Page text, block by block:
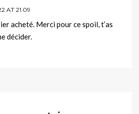
AT 21:09
acheté. Merci pour ce spoil, t’as
décider.